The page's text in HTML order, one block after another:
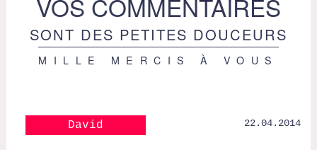
VOS COMMENTAIRES
SONT DES PETITES DOUCEURS
MILLE MERCIS À VOUS
David 22.04.2014